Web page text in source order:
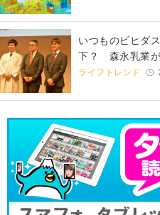
いつものビヒダ
下？ 森永乳業
ライフトレンド